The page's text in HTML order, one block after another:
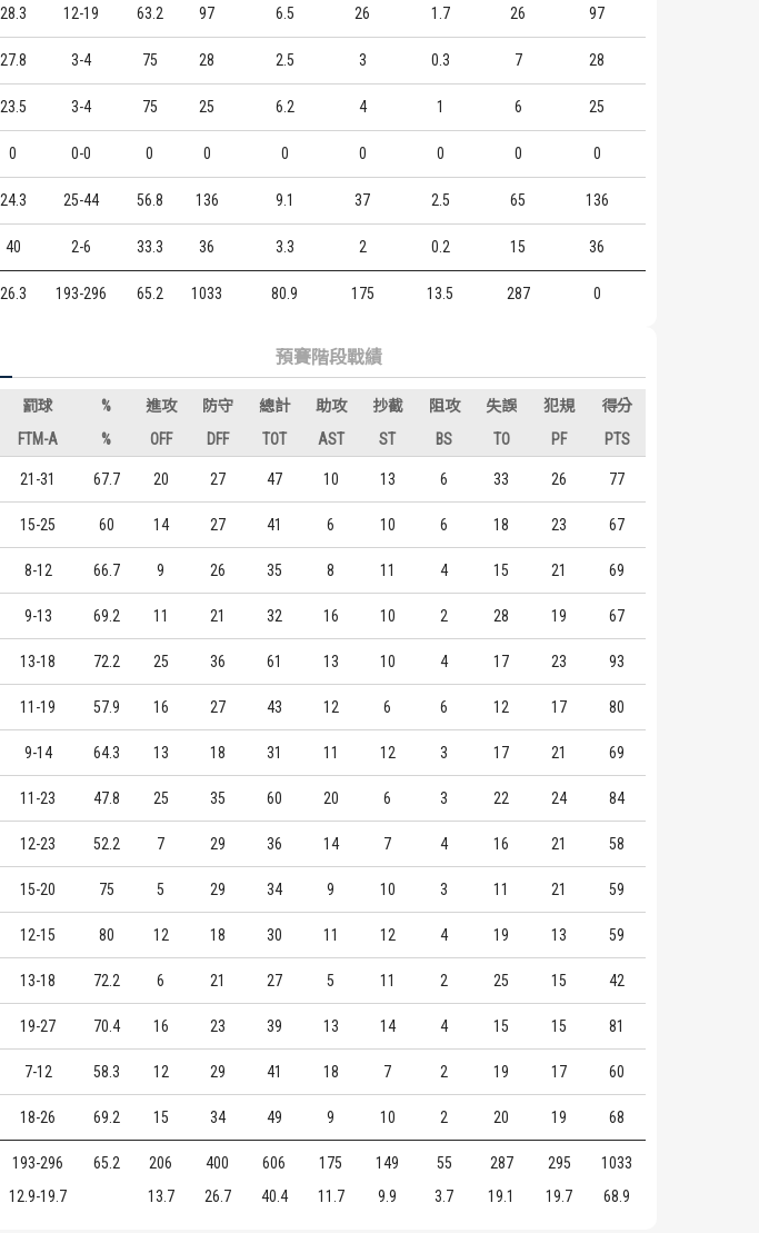
28.3 12-19 63.2 97 6.5 26 1.7 26 97
27.8 3-4 75 28 2.5 3 0.3 7 28
23.5 3-4 75 25 6.2 4 1 6 25
0 0-0 0 0 0 0 0 0 0
24.3 25-44 56.8 136 9.1 37 2.5 65 136
40 2-6 33.3 36 3.3 2 0.2 15 36
26.3 193-296 65.2 1033 80.9 175 13.5 287 0
預賽階段戰績
罰球 % 進攻 防守 總計 助攻 抄截 阻攻 失誤 犯規
得分
FTM-A % OFF DFF TOT AST ST BS TO PF PTS
21-31 67.7 20 27 47 10 13 6 33 26 77
15-25 60 14 27 41 6 10 6 18 23 67
8-12 66.7 9 26 35 8 11 4 15 21 69
9-13 69.2 11 21 32 16 10 2 28 19 67
13-18 72.2 25 36 61 13 10 4 17 23 93
11-19 57.9 16 27 43 12 6 6 12 17 80
9-14 64.3 13 18 31 11 12 3 17 21 69
11-23 47.8 25 35 60 20 6 3 22 24 84
12-23 52.2 7 29 36 14 7 4 16 21 58
15-20 75 5 29 34 9 10 3 11 21 59
12-15 80 12 18 30 11 12 4 19 13 59
13-18 72.2 6 21 27 5 11 2 25 15 42
19-27 70.4 16 23 39 13 14 4 15 15 81
7-12 58.3 12 29 41 18 7 2 19 17 60
18-26 69.2 15 34 49 9 10 2 20 19 68
193-296 65.2 206 400 606 175 149 55 287 295
1033
12.9-19.7 13.7 26.7 40.4 11.7 9.9 3.7 19.1 19.7 68.9